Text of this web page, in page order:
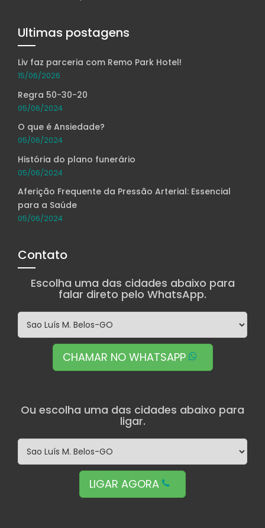
Ultimas postagens
Liv faz parceria com Remo Park Hotel!
15/06/2026
Regra 50-30-20
05/06/2024
O que é Ansiedade?
05/06/2024
História do plano funerário
05/06/2024
Aferição Frequente da Pressão Arterial: Essencial
para a Saúde
05/06/2024
Contato
Escolha uma das cidades abaixo para
falar direto pelo WhatsApp.
CHAMAR NO WHATSAPP
Ou escolha uma das cidades abaixo para
ligar.
LIGAR AGORA